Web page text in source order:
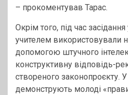
– прокоментував Тарас.
Окрім того, під час
учителем використовували
допомогою штучного
конструктивну відповідь-
створеного законопроєкту. У
демонструють молоді